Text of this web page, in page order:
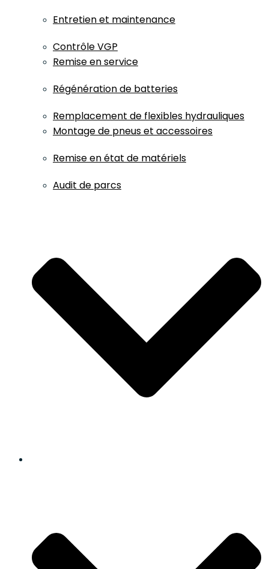
Entretien et maintenance
Contrôle VGP
Remise en service
Régénération de batteries
Remplacement de flexibles hydrauliques
Montage de pneus et accessoires
Remise en état de matériels
Audit de parcs